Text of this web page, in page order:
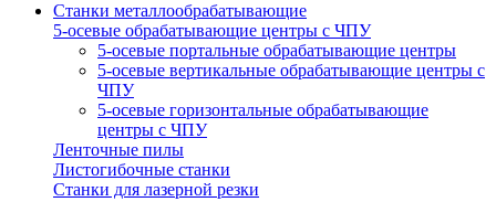
Станки металлообрабатывающие
5-осевые обрабатывающие центры с ЧПУ
5-осевые портальные обрабатывающие центры
5-осевые вертикальные обрабатывающие центры с
ЧПУ
5-осевые горизонтальные обрабатывающие
центры с ЧПУ
Ленточные пилы
Листогибочные станки
Станки для лазерной резки